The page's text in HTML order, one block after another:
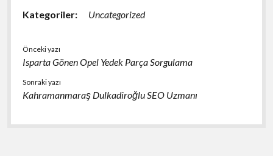
Kategoriler: Uncategorized
Önceki yazı
Isparta Gönen Opel Yedek Parça Sorgulama
Sonraki yazı
Kahramanmaraş Dulkadiroğlu SEO Uzmanı